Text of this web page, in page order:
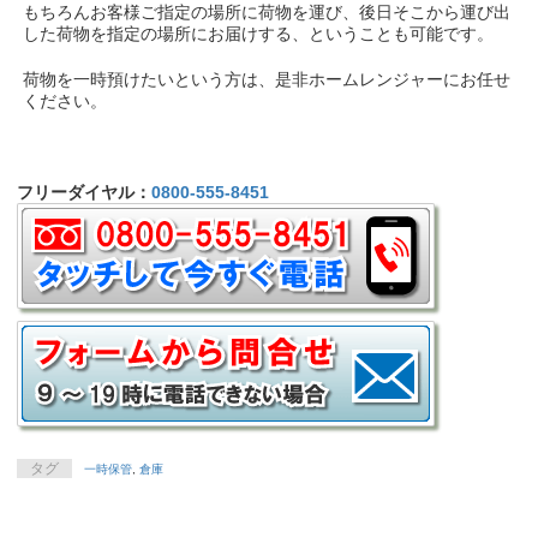
もちろんお客様ご指定の場所に荷物を運び、後日そこから運び出
した荷物を指定の場所にお届けする、ということも可能です。
荷物を一時預けたいという方は、是非ホームレンジャーにお任せ
ください。
フリーダイヤル：0800-555-8451
タグ 一時保管 ,倉庫